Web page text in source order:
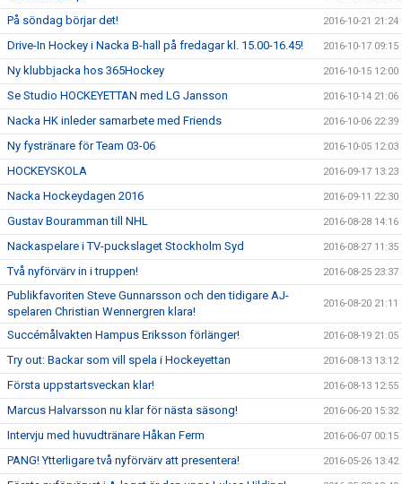
På söndag börjar det! 2016-10-21 21:24
Drive-In Hockey i Nacka B-hall på fredagar kl. 15.00-16.45! 2016-10-17 09:15
Ny klubbjacka hos 365Hockey 2016-10-15 12:00
Se Studio HOCKEYETTAN med LG Jansson 2016-10-14 21:06
Nacka HK inleder samarbete med Friends 2016-10-06 22:39
Ny fystränare för Team 03-06 2016-10-05 12:03
HOCKEYSKOLA 2016-09-17 13:23
Nacka Hockeydagen 2016 2016-09-11 22:30
Gustav Bouramman till NHL 2016-08-28 14:16
Nackaspelare i TV-puckslaget Stockholm Syd 2016-08-27 11:35
Två nyförvärv in i truppen! 2016-08-25 23:37
Publikfavoriten Steve Gunnarsson och den tidigare AJ-
spelaren Christian Wennergren klara!
2016-08-20 21:11
Succémålvakten Hampus Eriksson förlänger! 2016-08-19 21:05
Try out: Backar som vill spela i Hockeyettan 2016-08-13 13:12
Första uppstartsveckan klar! 2016-08-13 12:55
Marcus Halvarsson nu klar för nästa säsong! 2016-06-20 15:32
Intervju med huvudtränare Håkan Ferm 2016-06-07 00:15
PANG! Ytterligare två nyförvärv att presentera! 2016-05-26 13:42